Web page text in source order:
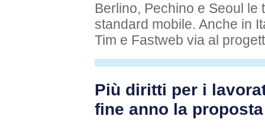
Berlino, Pechino e Seoul le
standard mobile. Anche in
Tim e Fastweb via al
Più diritti per i
fine anno la